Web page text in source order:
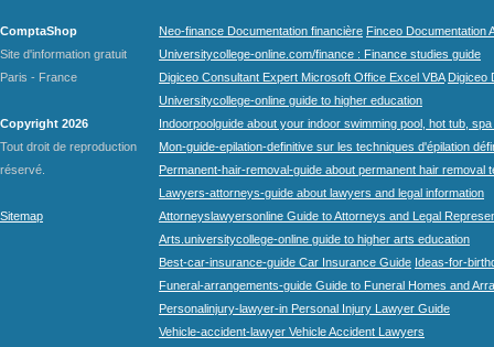
ComptaShop
Site d'information gratuit
Paris - France
Copyright 2026
Tout droit de reproduction
réservé.
Sitemap
Neo-finance Documentation financière Finceo Documentation
Universitycollege-online.com/finance : Finance studies guide
Digiceo Consultant Expert Microsoft Office Excel VBA Digiceo
Universitycollege-online guide to higher education
Indoorpoolguide about your indoor swimming pool, hot tub,
Mon-guide-epilation-definitive sur les techniques d'épilation
Permanent-hair-removal-guide about permanent hair removal
Lawyers-attorneys-guide about lawyers and legal information
Attorneyslawyersonline Guide to Attorneys and Legal
Arts.universitycollege-online guide to higher arts education
Best-car-insurance-guide Car Insurance Guide Ideas-for-
Funeral-arrangements-guide Guide to Funeral Homes and
Personalinjury-lawyer-in Personal Injury Lawyer Guide
Vehicle-accident-lawyer Vehicle Accident Lawyers